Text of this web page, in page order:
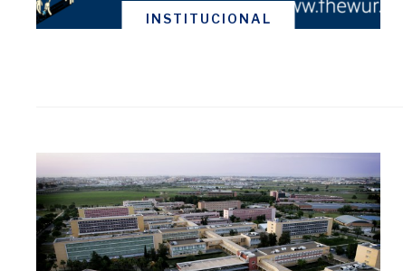
INSTITUCIONAL